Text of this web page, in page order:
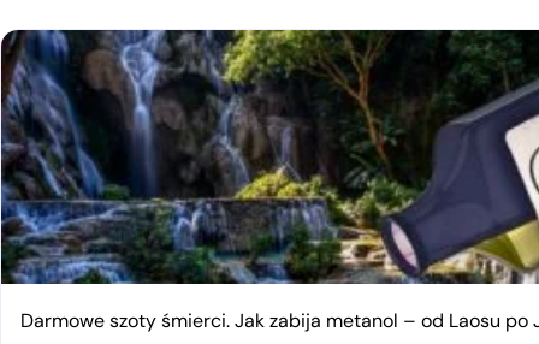
Darmowe szoty śmierci. Jak zabija metanol – od Laosu po